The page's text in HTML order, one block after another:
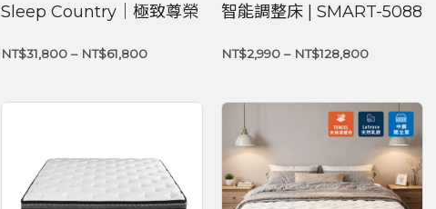
Sleep Country｜極致尊榮
NT$31,800 – NT$61,800
智能調整床 | SMART-5088
NT$2,990 – NT$128,800
NT$138,800
到
NT$158,800
價
格
範
圍：
NT$27,800
到
NT$53,800